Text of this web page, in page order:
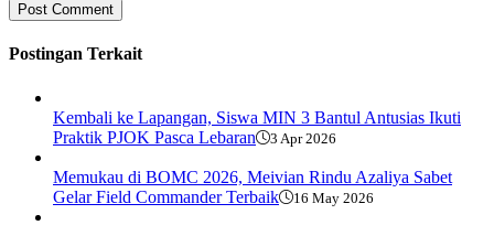
Postingan Terkait
Kembali ke Lapangan, Siswa MIN 3 Bantul Antusias Ikuti
Praktik PJOK Pasca Lebaran
3 Apr 2026
Memukau di BOMC 2026, Meivian Rindu Azaliya Sabet
Gelar Field Commander Terbaik
16 May 2026